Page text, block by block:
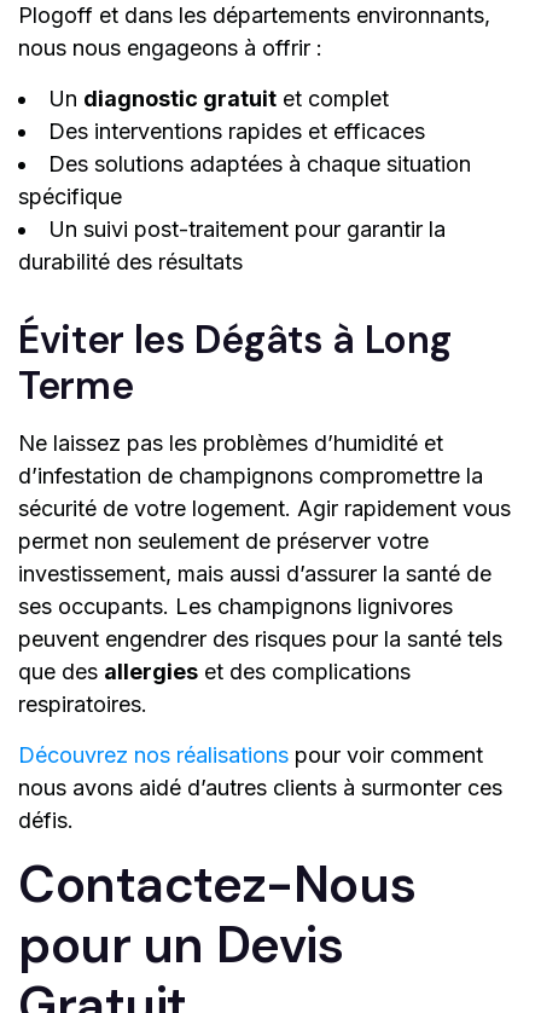
Plogoff et dans les départements environnants,
nous nous engageons à offrir :
Un diagnostic gratuit et complet
Des interventions rapides et efficaces
Des solutions adaptées à chaque situation
spécifique
Un suivi post-traitement pour garantir la
durabilité des résultats
Éviter les Dégâts à Long
Terme
Ne laissez pas les problèmes d’humidité et
d’infestation de champignons compromettre la
sécurité de votre logement. Agir rapidement vous
permet non seulement de préserver votre
investissement, mais aussi d’assurer la santé de
ses occupants. Les champignons lignivores
peuvent engendrer des risques pour la santé tels
que des allergies et des complications
respiratoires.
Découvrez nos réalisations pour voir comment
nous avons aidé d’autres clients à surmonter ces
défis.
Contactez-Nous
pour un Devis